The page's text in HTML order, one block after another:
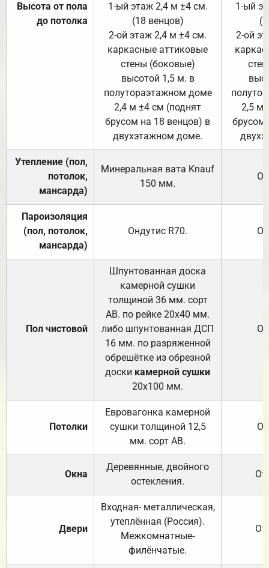
Высота от пола
до потолка
1-ый этаж 2,4 м ±4 см.
(18 венцов)
2-ой этаж 2,4 м ±4 см.
каркасные аттиковые
стены (боковые)
высотой 1,5 м. в
полутораэтажном доме
2,4 м ±4 см (поднят
брусом на 18 венцов) в
двухэтажном доме.
1-ый
2-ой
2,5 м
брусом
Утепление (пол,
потолок,
мансарда)
Минеральная вата Knauf
150 мм.
Пароизоляция
(пол, потолок,
мансарда)
Ондутис R70.
Пол чистовой
Шпунтованная доска
камерной сушки
толщиной 36 мм. сорт
АВ. по рейке 20х40 мм.
либо шпунтованная ДСП
16 мм. по разряженной
обрешётке из обрезной
доски камерной сушки
20х100 мм.
Потолки
Евровагонка камерной
сушки толщиной 12,5
мм. сорт АВ.
Окна
Деревянные, двойного
остекления.
Двери
Входная- металлическая,
утеплённая (Россия).
Межкомнатные-
филёнчатые.